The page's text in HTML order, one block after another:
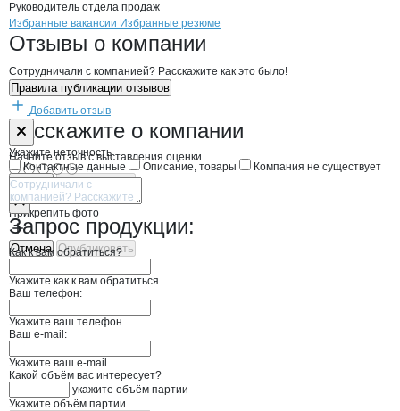
Руководитель отдела продаж
Брендыкомпани Планета вкуса
Вакансии вПланета вкуса
Избранные вакансии Избранные резюме
Новости oПланета вкуса, ООО
Отзывы о компании
Сотрудничали с компанией? Расскажите как это было!
Правила публикации отзывов
Добавить отзыв
Расскажите о компании
Начните отзыв с выставления оценки
Прикрепить фото
Отмена Опубликовать
Форма обратной связи о неточностях
Укажите неточность
Контактные данные
Описание, товары Компания не существует
Отмена Опубликовать
Запрос продукции:
Как к вам обратиться?
Укажите как к вам обратиться
Ваш телефон:
Укажите ваш телефон
Ваш e-mail:
Укажите ваш e-mail
Какой объём вас интересует?
укажите объём партии
Укажите объём партии